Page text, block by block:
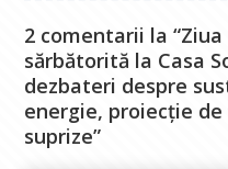
2 comentarii la
sărbătorită la Casa
dezbateri despre
energie, proiecție
suprize”